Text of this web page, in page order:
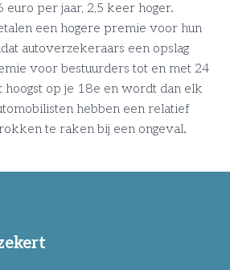
euro per jaar, 2,5 keer hoger.
een hogere premie voor hun
autoverzekeraars een opslag
voor bestuurders tot en met 24
hoogst op je 18e en wordt dan elk
hebben een relatief
te raken bij een ongeval.